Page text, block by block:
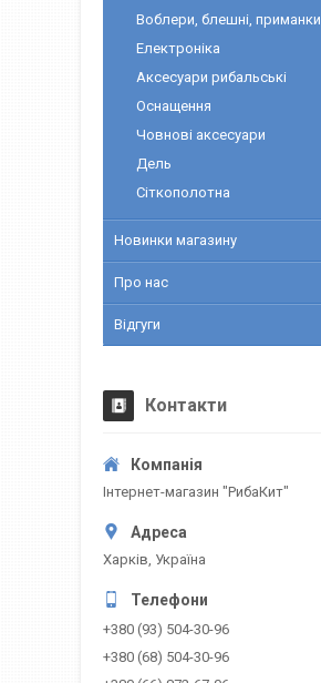
Воблери, блешні, приманки
Електроніка
Аксесуари рибальські
Оснащення
Човнові аксесуари
Дель
Сіткополотна
Новинки магазину
Про нас
Відгуги
Контакти
Інтернет-магазин "РибаКит"
Харків, Україна
+380 (93) 504-30-96
+380 (68) 504-30-96